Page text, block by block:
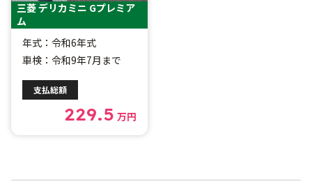
三菱 デリカミニ Gプレミア
ム
年式：令和6年式
車検：令和9年7月まで
支払総額
229.5 万円